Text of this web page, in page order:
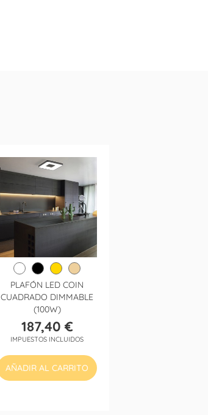
PLAFÓN LED COIN
CUADRADO DIMMABLE
(100W)
Precio
187,40 €
IMPUESTOS INCLUIDOS
AÑADIR AL CARRITO